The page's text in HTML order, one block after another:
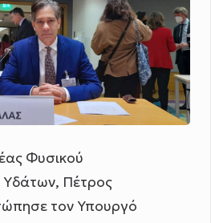
Φυσικού
Υδάτων, Πέτρος
τον Υπουργό